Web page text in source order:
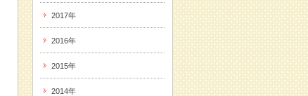
2017年
2016年
2015年
2014年